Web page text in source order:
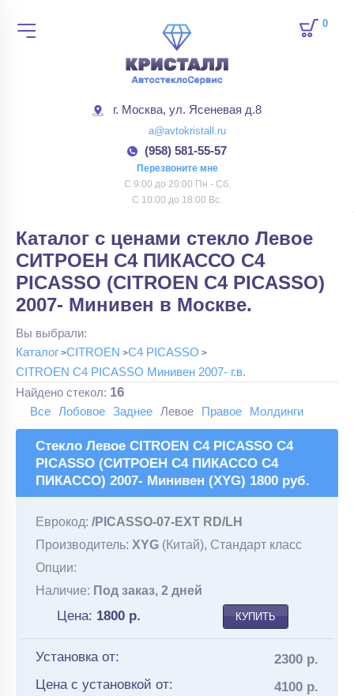
г. Москва, ул. Ясеневая д.8
a@avtokristall.ru
(958) 581-55-57
Перезвоните мне
С 9:00 до 20:00 Пн - Сб.
С 10:00 до 18:00 Вс.
0
Каталог с ценами стекло Левое
СИТРОЕН С4 ПИКАССО C4
PICASSO (CITROEN C4 PICASSO)
2007- Минивен в Москве.
Вы выбрали:
Каталог
CITROEN
C4 PICASSO
CITROEN C4 PICASSO Минивен 2007- г.в.
Найдено стекол: 16
Все Лобовое Заднее Левое Правое Молдинги
Стекло Левое CITROEN C4 PICASSO C4
PICASSO (СИТРОЕН С4 ПИКАССО С4
ПИКАССО) 2007- Минивен (XYG) 1800 руб.
Еврокод: /PICASSO-07-EXT RD/LH
Производитель: XYG (Китай), Стандарт класс
Опции:
Наличие: Под заказ, 2 дней
Цена: 1800 р. КУПИТЬ
Установка от:
2300 р.
Цена с установкой от:
4100 р.